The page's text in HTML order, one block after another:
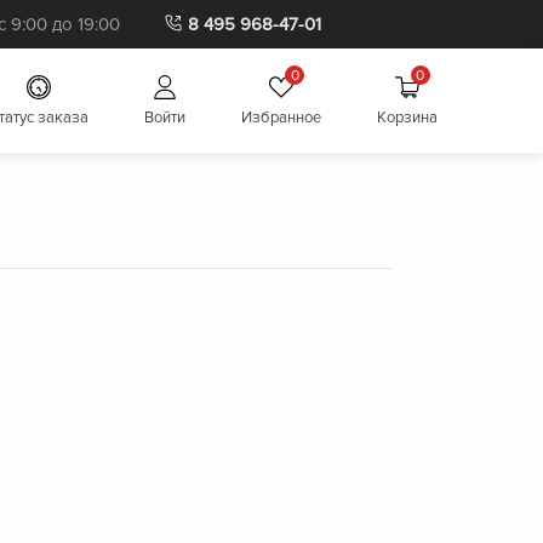
9:00 до 19:00 8 495 968-47-01
заказа Войти
0
Избранное
0
Корзина